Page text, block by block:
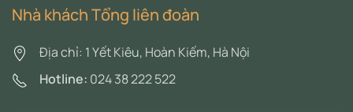
Nhà khách Tổng liên đoàn
Địa chỉ: 1 Yết Kiêu, Hoàn Kiếm, Hà Nội
Hotline: 024 38 222 522